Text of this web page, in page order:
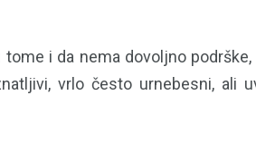
i da nema dovoljno
vrlo često urnebesni, ali